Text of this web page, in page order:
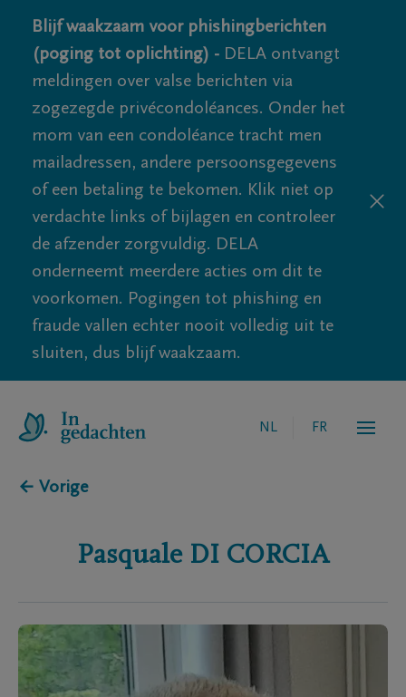
Blijf waakzaam voor phishingberichten
(poging tot oplichting) - DELA ontvangt
meldingen over valse berichten via
zogezegde privécondoléances. Onder het
mom van een condoléance tracht men
mailadressen, andere persoonsgegevens
of een betaling te bekomen. Klik niet op
verdachte links of bijlagen en controleer
de afzender zorgvuldig. DELA
onderneemt meerdere acties om dit te
voorkomen. Pogingen tot phishing en
fraude vallen echter nooit volledig uit te
sluiten, dus blijf waakzaam.
NL FR
← Vorige
Pasquale DI CORCIA